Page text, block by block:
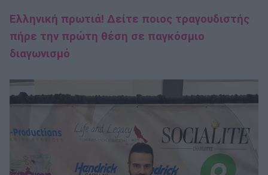
Ελληνική πρωτιά! Δείτε ποιος τραγουδιστής
πήρε την πρώτη θέση σε παγκόσμιο
διαγωνισμό